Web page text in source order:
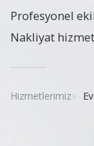
Profesyonel
Nakliyat
Hizmetlerimiz